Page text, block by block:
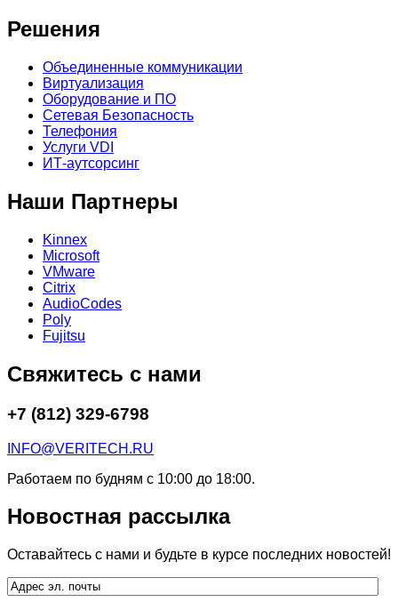
Решения
Объединенные коммуникации
Виртуализация
Оборудование и ПО
Сетевая Безопасность
Телефония
Услуги VDI
ИТ-аутсорсинг
Наши Партнеры
Kinnex
Microsoft
VMware
Citrix
AudioCodes
Poly
Fujitsu
Свяжитесь с нами
+7 (812) 329-6798
INFO@VERITECH.RU
Работаем по будням с 10:00 до 18:00.
Новостная рассылка
Оставайтесь с нами и будьте в курсе последних новостей!